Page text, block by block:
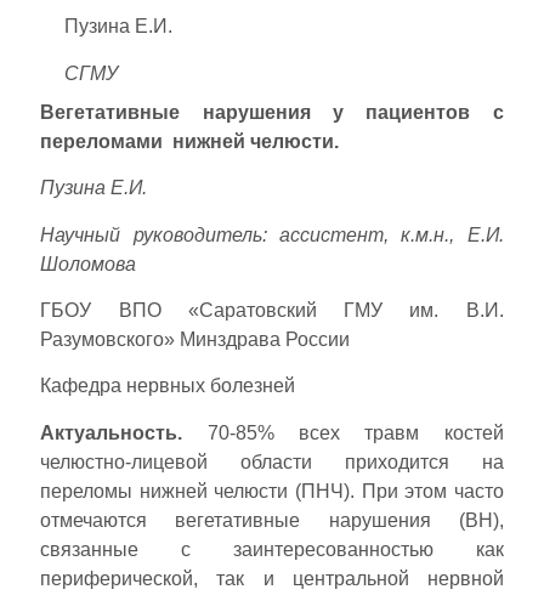
Пузина Е.И.
СГМУ
Вегетативные нарушения у пациентов с
переломами нижней челюсти.
Пузина Е.И.
Научный руководитель: ассистент, к.м.н., Е.И.
Шоломова
ГБОУ ВПО «Саратовский ГМУ им. В.И.
Разумовского» Минздрава России
Кафедра нервных болезней
Актуальность. 70-85% всех травм костей
челюстно-лицевой области приходится на
переломы нижней челюсти (ПНЧ). При этом часто
отмечаются вегетативные нарушения (ВН),
связанные с заинтересованностью как
периферической, так и центральной нервной